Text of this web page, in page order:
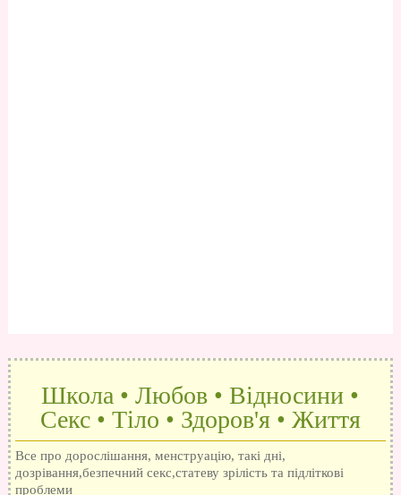
Школа • Любов • Відносини •
Секс • Тіло • Здоров'я • Життя
Все про дорослішання, менструацію, такі дні,
дозрівання,безпечний секс,статеву зрілість та підліткові
проблеми